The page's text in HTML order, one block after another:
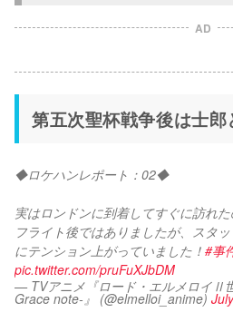
AD
第五次聖杯戦争後は士
◆ロケハンレポート：02◆
実はロンドンに到着してすぐに訪れた
フライト後ではありましたが、スタ
にテンション上がっていました！ #事
pic.twitter.com/pruFuXJbDM
— TVアニメ『ロード・エルメロイⅡ
Grace note-』 (@elmelloi_anime)